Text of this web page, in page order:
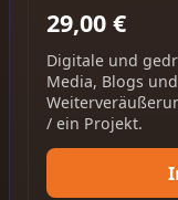
29,00 €
Digitale und
Media, Blogs
/ ein Projekt.